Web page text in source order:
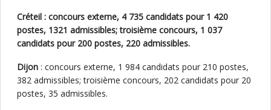
Créteil : concours externe, 4 735 candidats pour 1 420
postes, 1321 admissibles; troisième concours, 1 037
candidats pour 200 postes, 220 admissibles.
Dijon : concours externe, 1 984 candidats pour 210 postes,
382 admissibles; troisième concours, 202 candidats pour 20
postes, 35 admissibles.